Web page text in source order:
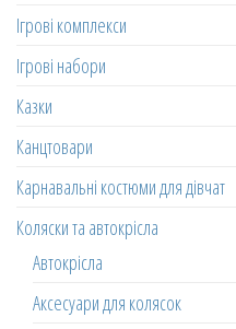
Ігрові комплекси
Ігрові набори
Казки
Канцтовари
Карнавальні костюми для дівчат
Коляски та автокрісла
Автокрісла
Аксесуари для колясок